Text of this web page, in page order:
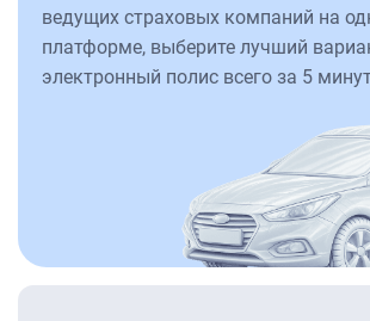
ведущих страховых компаний на
платформе, выберите лучший
электронный полис всего за 5